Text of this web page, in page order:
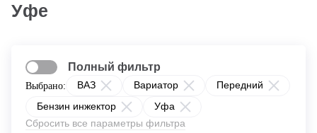
Уфе
Выбрано: ВАЗ Вариатор
Передний
Бензин инжектор
Уфа
Сбросить все параметры фильтра
Полный фильтр